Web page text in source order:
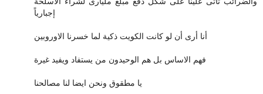
إجبارياً
أنا أرى أن لو كانت الكويت ذكية لما خسرنا الاوروبين
فهم الاساس بل هم الوحيدون من يستفاد ويفيد غيرة
يا مطقوق ونحن ايضا لنا مصالحنا